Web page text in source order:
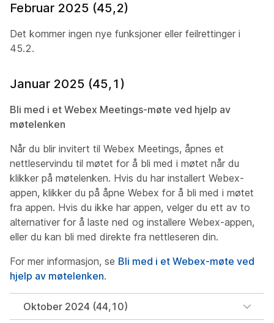
Februar 2025 (45,2)
Det kommer ingen nye funksjoner eller feilrettinger i
45.2.
Januar 2025 (45,1)
Bli med i et Webex Meetings-møte ved hjelp av
møtelenken
Når du blir invitert til Webex Meetings, åpnes et
nettleservindu til møtet for å bli med i møtet når du
klikker på møtelenken. Hvis du har installert Webex-
appen, klikker du på åpne Webex for å bli med i møtet
fra appen. Hvis du ikke har appen, velger du ett av to
alternativer for å laste ned og installere Webex-appen,
eller du kan bli med direkte fra nettleseren din.
For mer informasjon, se Bli med i et Webex-møte ved
hjelp av møtelenken.
Oktober 2024 (44,10)